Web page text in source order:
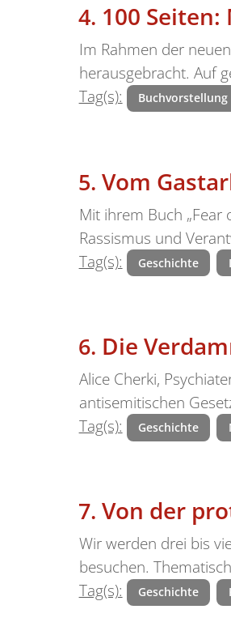
100
Im Rahmen der
herausgebracht. Auf
Tag(s):
Buchvorstellung
Vom
Mit ihrem Buch
Rassismus und
Tag(s):
Geschichte
Die
Alice Cherki,
antisemitischen
Tag(s):
Geschichte
Von der
Wir werden drei bis
besuchen.
Tag(s):
Geschichte